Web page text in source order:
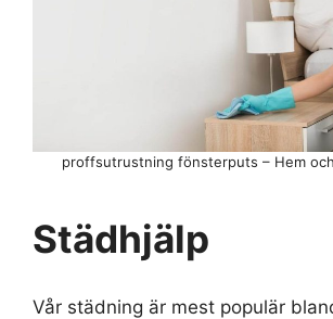
Städhjälp
Vår städning är mest populär
proffsutrustning fönsterputs – Hem